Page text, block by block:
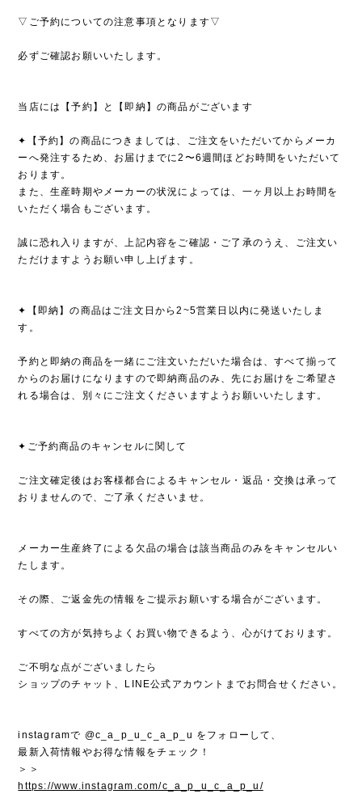
▽ご予約についての注意事項となります▽
必ずご確認お願いいたします。
当店には【予約】と【即納】の商品がございます
✦【予約】の商品につきましては、ご注文をいただいてからメーカ
ーへ発注するため、お届けまでに2〜6週間ほどお時間をいただいて
おります。
また、生産時期やメーカーの状況によっては、一ヶ月以上お時間を
いただく場合もございます。
誠に恐れ入りますが、上記内容をご確認・ご了承のうえ、ご注文い
ただけますようお願い申し上げます。
✦【即納】の商品はご注文日から2~5営業日以内に発送いたしま
す。
予約と即納の商品を一緒にご注文いただいた場合は、すべて揃って
からのお届けになりますので即納商品のみ、先にお届けをご希望さ
れる場合は、別々にご注文くださいますようお願いいたします。
✦ご予約商品のキャンセルに関して
ご注文確定後はお客様都合によるキャンセル・返品・交換は承って
おりませんので、ご了承くださいませ。
メーカー生産終了による欠品の場合は該当商品のみをキャンセルい
たします。
その際、ご返金先の情報をご提示お願いする場合がございます。
すべての方が気持ちよくお買い物できるよう、心がけております。
ご不明な点がございましたら
ショップのチャット、LINE公式アカウントまでお問合せください。
instagramで @c_a_p_u_c_a_p_u をフォローして、
最新入荷情報やお得な情報をチェック！
＞＞
https://www.instagram.com/c_a_p_u_c_a_p_u/